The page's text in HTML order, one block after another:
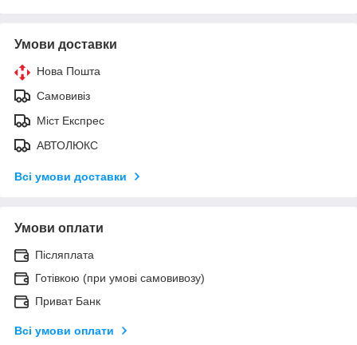
Умови доставки
Нова Пошта
Самовивіз
Міст Експрес
АВТОЛЮКС
Всі умови доставки
Умови оплати
Післяплата
Готівкою (при умові самовивозу)
Приват Банк
Всі умови оплати